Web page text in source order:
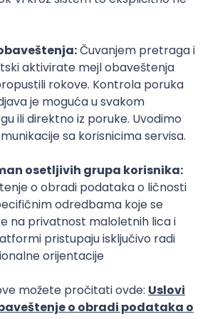
IT zajednicu, podižemo
domaćeg IT tržišta rada i
kandidate i poslodavce.
Za poslodavce
Uslovi korišćenja
Politika privatnosti